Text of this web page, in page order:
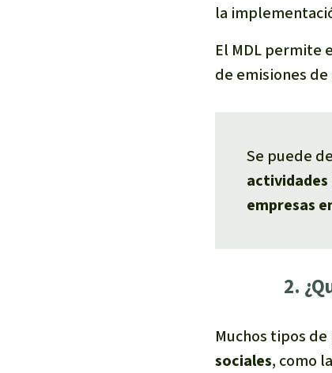
la
El MDL permite
de emisiones
Se puede
empresas
2.
Muchos tipos
sociales, como